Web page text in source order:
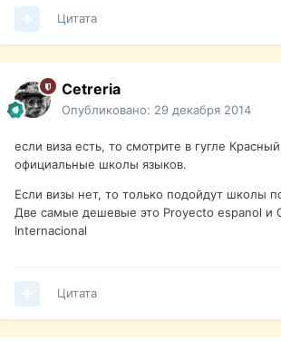
Цитата
Cetreria
Опубликовано: 29 декабря 2014
если виза есть, то смотрите в гугле
официальные школы языков.
Если визы нет, то только подойдут школы
Две самые дешевые это Proyecto espanol и
Internacional
Цитата